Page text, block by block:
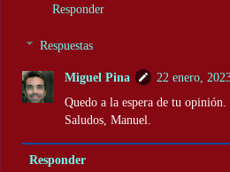
Responder
Respuestas
Miguel Pina
22 enero,
Quedo a la espera de tu opinión.
Saludos, Manuel.
Responder